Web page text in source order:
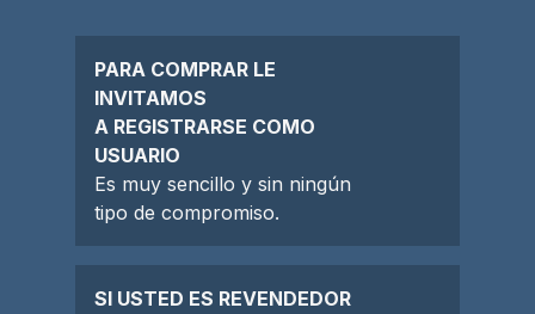
PARA COMPRAR LE
INVITAMOS
A REGISTRARSE COMO
USUARIO
Es muy sencillo y sin ningún
tipo de compromiso.
SI USTED ES REVENDEDOR